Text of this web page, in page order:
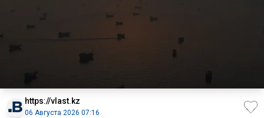
https://vlast.kz
06 Августа 2026 07:16